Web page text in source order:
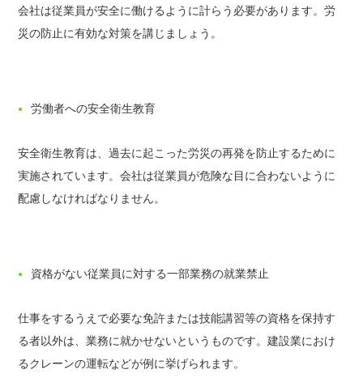
会社は従業員が安全に働けるように計らう必要があります。労
災の防止に有効な対策を講じましょう。
労働者への安全衛生教育
安全衛生教育は、過去に起こった労災の再発を防止するために
実施されています。会社は従業員が危険な目に合わないように
配慮しなければなりません。
資格がない従業員に対する一部業務の就業禁止
仕事をするうえで必要な免許または技能講習等の資格を保持す
る者以外は、業務に就かせないというものです。建設業におけ
るクレーンの運転などが例に挙げられます。